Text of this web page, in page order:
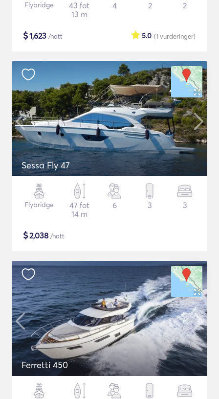
Flybridge
43 fot
13 m
4 2 2
$1,623 /natt (1 vurderinger)
5.0
Sessa Fly 47
Flybridge
47 fot
14 m
6 3 3
$2,038 /natt
Ferretti 450